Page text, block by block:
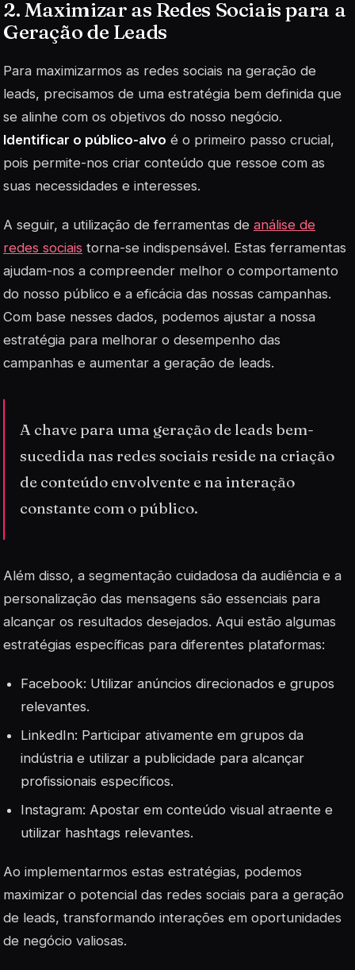
2. Maximizar as Redes Sociais para a
Geração de Leads
Para maximizarmos as redes sociais na geração de
leads, precisamos de uma estratégia bem definida que
se alinhe com os objetivos do nosso negócio.
Identificar o público-alvo é o primeiro passo crucial,
pois permite-nos criar conteúdo que ressoe com as
suas necessidades e interesses.
A seguir, a utilização de ferramentas de análise de
redes sociais torna-se indispensável. Estas ferramentas
ajudam-nos a compreender melhor o comportamento
do nosso público e a eficácia das nossas campanhas.
Com base nesses dados, podemos ajustar a nossa
estratégia para melhorar o desempenho das
campanhas e aumentar a geração de leads.
A chave para uma geração de leads bem-
sucedida nas redes sociais reside na criação
de conteúdo envolvente e na interação
constante com o público.
Além disso, a segmentação cuidadosa da audiência e a
personalização das mensagens são essenciais para
alcançar os resultados desejados. Aqui estão algumas
estratégias específicas para diferentes plataformas:
Facebook: Utilizar anúncios direcionados e grupos
relevantes.
LinkedIn: Participar ativamente em grupos da
indústria e utilizar a publicidade para alcançar
profissionais específicos.
Instagram: Apostar em conteúdo visual atraente e
utilizar hashtags relevantes.
Ao implementarmos estas estratégias, podemos
maximizar o potencial das redes sociais para a geração
de leads, transformando interações em oportunidades
de negócio valiosas.